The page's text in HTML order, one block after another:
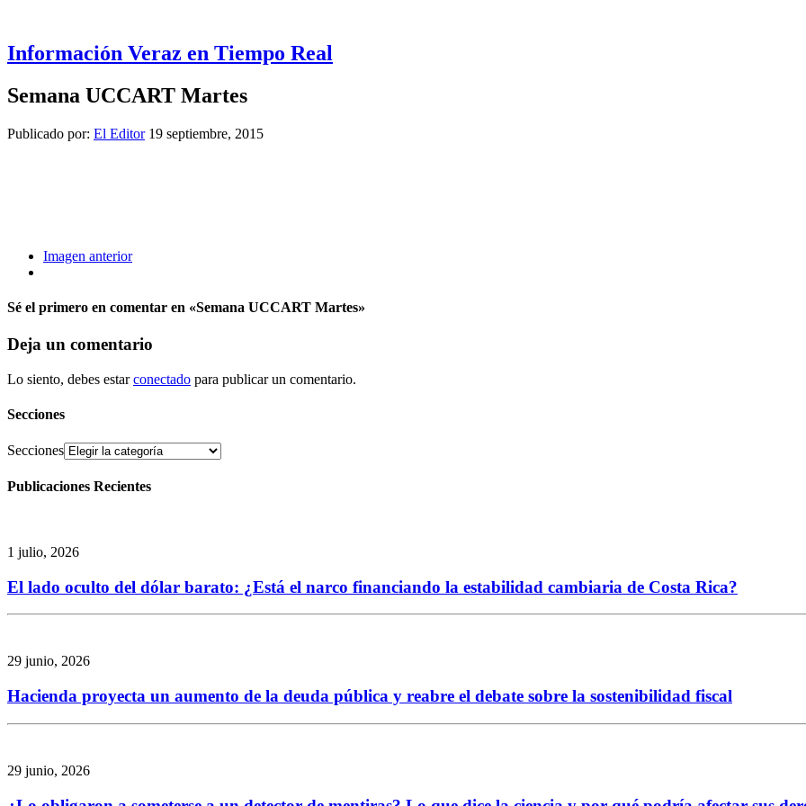
Información Veraz en Tiempo Real
Semana UCCART Martes
Publicado por: El Editor 19 septiembre, 2015
Imagen anterior
Sé el primero en comentar en «Semana UCCART Martes»
Deja un comentario
Lo siento, debes estarconectado para publicar un comentario.
Secciones
Secciones
Publicaciones Recientes
1 julio, 2026
El lado oculto del dólar barato: ¿Está el narco financiando la estabilidad cambiaria de Costa Rica?
29 junio, 2026
Hacienda proyecta un aumento de la deuda pública y reabre el debate sobre la sostenibilidad fiscal
29 junio, 2026